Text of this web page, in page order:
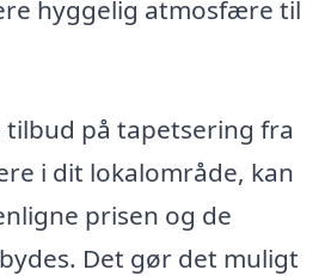
hyggelig atmosfære til
tilbud på tapetsering fra
i dit lokalområde, kan
prisen og de
Det gør det muligt